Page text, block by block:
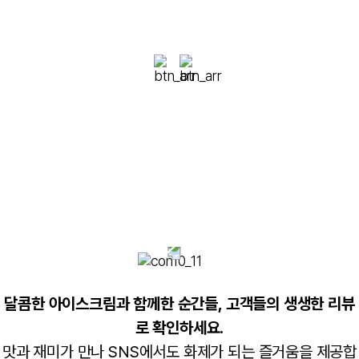
달콤한 아이스크림과 함께한 순간들, 고객들의 생생한 리뷰
로 확인하세요.
맛과 재미가 만나 SNS에서도 화제가 되는 즐거움을 제공합